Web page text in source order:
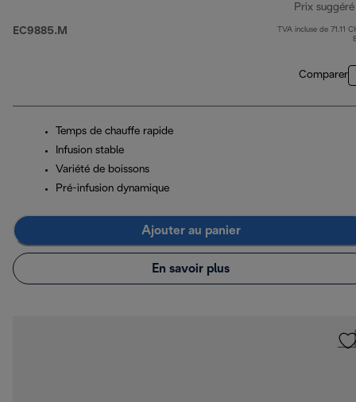
EC9885.M
Prix suggéré
TVA incluse de 71.11
Comparer
Temps de chauffe rapide
Infusion stable
Variété de boissons
Pré-infusion dynamique
Ajouter au panier
En savoir plus